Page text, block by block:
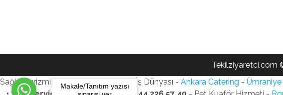
Tekilziyaretci.com
Sağlık Turizmi Reklam Ajansı - Gezi - İş Dünyası - Ankara Catering -
Makale/Tanıtım yazısı